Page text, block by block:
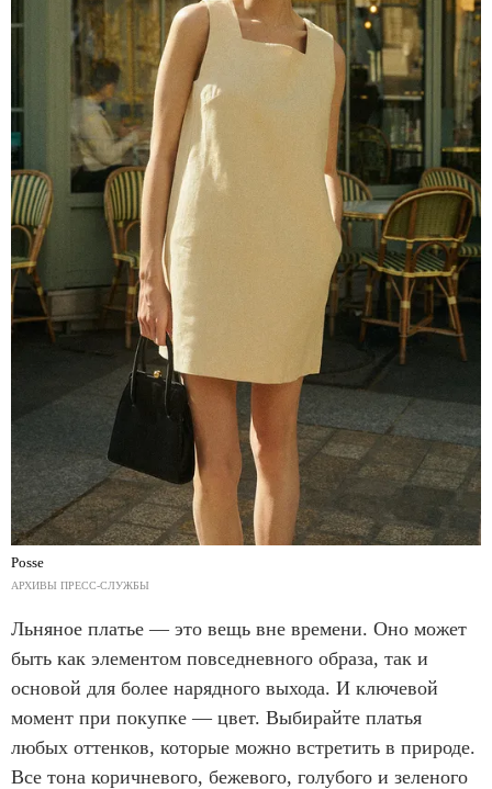
Posse
АРХИВЫ ПРЕСС-СЛУЖБЫ
Льняное платье — это вещь вне времени. Оно может
быть как элементом повседневного образа, так и
основой для более нарядного выхода. И ключевой
момент при покупке — цвет. Выбирайте платья
любых оттенков, которые можно встретить в природе.
Все тона коричневого, бежевого, голубого и зеленого